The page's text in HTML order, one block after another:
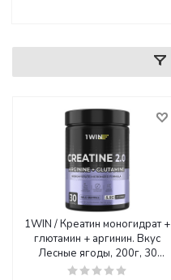
1WIN / Креатин моногидрат +
глютамин + аргинин. Вкус
Лесные ягоды, 200г, 30
порций